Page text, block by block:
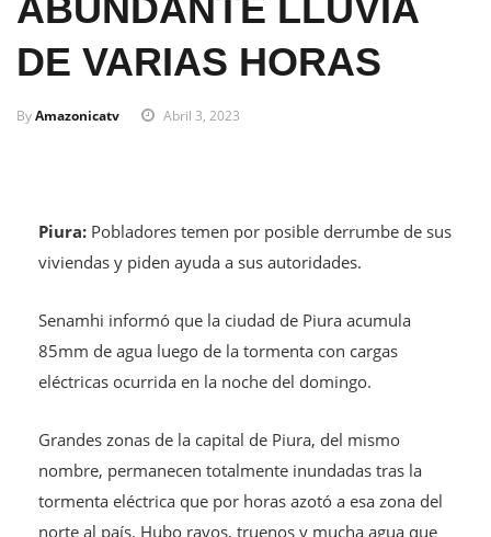
ABUNDANTE LLUVIA
DE VARIAS HORAS
ByAmazonicatv Abril 3, 2023
Piura: Pobladores temen por posible derrumbe de sus
viviendas y piden ayuda a sus autoridades.
Senamhi informó que la ciudad de Piura acumula
85mm de agua luego de la tormenta con cargas
eléctricas ocurrida en la noche del domingo.
Grandes zonas de la capital de Piura, del mismo
nombre, permanecen totalmente inundadas tras la
tormenta eléctrica que por horas azotó a esa zona del
norte al país. Hubo rayos, truenos y mucha agua que